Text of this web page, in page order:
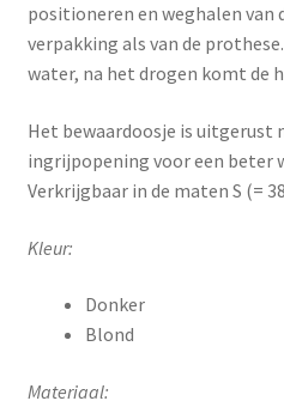
positioneren en weghalen van
verpakking als van de
water, na het drogen komt de
Het bewaardoosje is uitgerust
ingrijpopening voor een beter
Verkrijgbaar in de maten S (=
Kleur:
Donker
Blond
Materiaal: